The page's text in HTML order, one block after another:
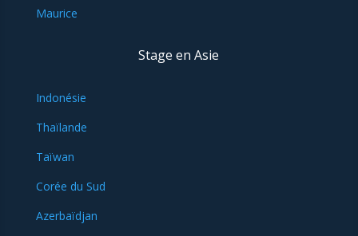
Maurice
Stage en Asie
Indonésie
Thaïlande
Taïwan
Corée du Sud
Azerbaïdjan